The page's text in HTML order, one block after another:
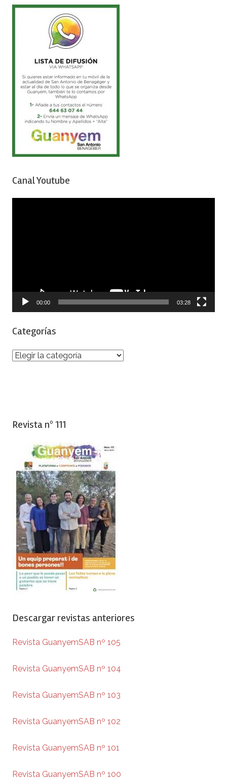
Canal Youtube
00:00 03:28
Categorías
Categorías
Revista nº 111
Descargar revistas anteriores
Revista GuanyemSAB nº 105
Revista GuanyemSAB nº 104
Revista GuanyemSAB nº 103
Revista GuanyemSAB nº 102
Revista GuanyemSAB nº 101
Revista GuanyemSAB nº 100